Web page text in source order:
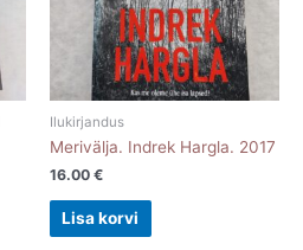
Ilukirjandus
Merivälja. Indrek Hargla. 2017
16.00 €
Lisa korvi